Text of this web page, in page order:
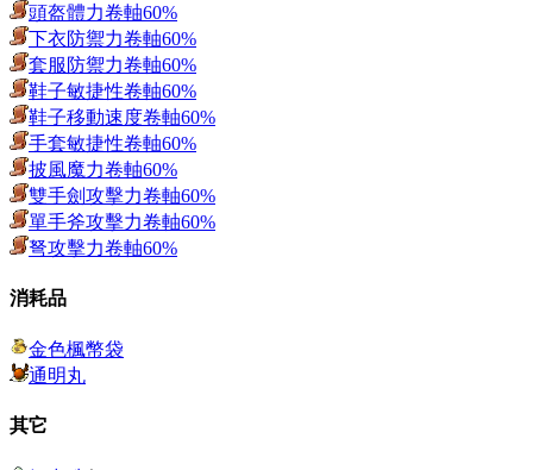
頭盔體力卷軸60%
下衣防禦力卷軸60%
套服防禦力卷軸60%
鞋子敏捷性卷軸60%
鞋子移動速度卷軸60%
手套敏捷性卷軸60%
披風魔力卷軸60%
雙手劍攻擊力卷軸60%
單手斧攻擊力卷軸60%
弩攻擊力卷軸60%
消耗品
金色楓幣袋
通明丸
其它